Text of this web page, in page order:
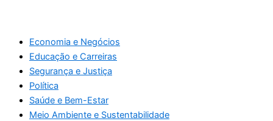
Economia e Negócios
Educação e Carreiras
Segurança e Justiça
Política
Saúde e Bem-Estar
Meio Ambiente e Sustentabilidade